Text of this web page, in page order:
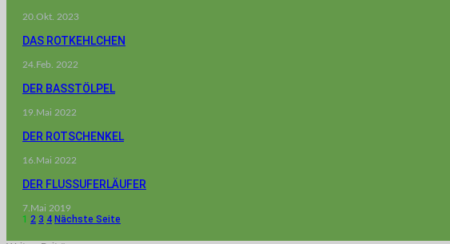
20.Okt. 2023
DAS ROTKEHLCHEN
24.Feb. 2022
DER BASSTÖLPEL
19.Mai 2022
DER ROTSCHENKEL
16.Mai 2022
DER FLUSSUFERLÄUFER
7.Mai 2019
1 2 3 4 Nächste Seite